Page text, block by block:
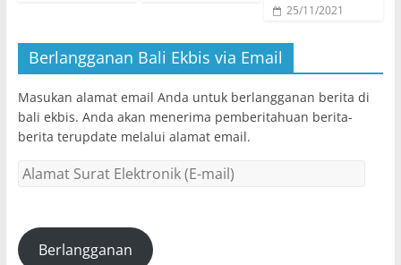
25/11/2021
Berlangganan Bali Ekbis via Email
Masukan alamat email Anda untuk berlangganan berita di
bali ekbis. Anda akan menerima pemberitahuan berita-
berita terupdate melalui alamat email.
Alamat
(E-
mail)Berlangganan